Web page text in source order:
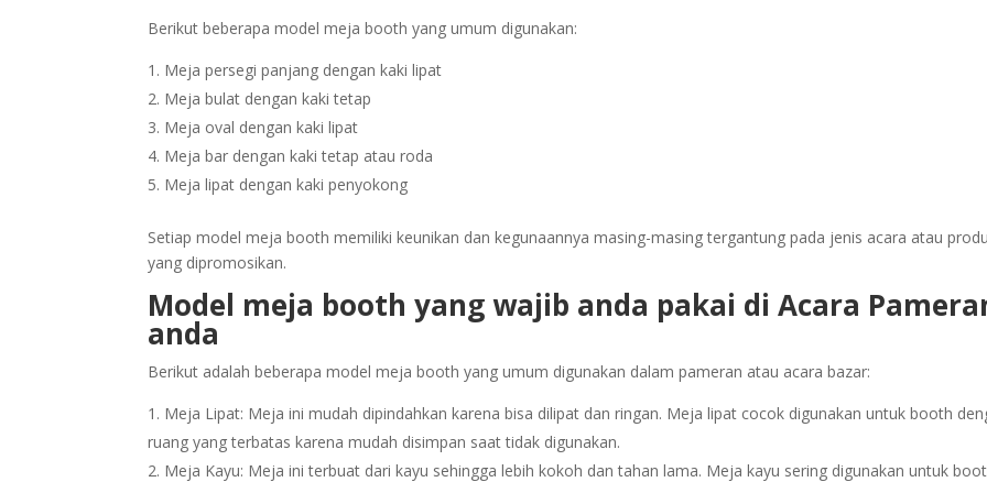
Berikut beberapa model meja booth yang umum digunakan:
Meja persegi panjang dengan kaki lipat
Meja bulat dengan kaki tetap
Meja oval dengan kaki lipat
Meja bar dengan kaki tetap atau roda
Meja lipat dengan kaki penyokong
Setiap model meja booth memiliki keunikan dan kegunaannya masing-masing tergantung pada jenis acara atau
yang dipromosikan.
Model meja booth yang wajib anda pakai di Acara
anda
Berikut adalah beberapa model meja booth yang umum digunakan dalam pameran atau acara bazar:
Meja Lipat: Meja ini mudah dipindahkan karena bisa dilipat dan ringan. Meja lipat cocok digunakan untuk booth
ruang yang terbatas karena mudah disimpan saat tidak digunakan.
Meja Kayu: Meja ini terbuat dari kayu sehingga lebih kokoh dan tahan lama. Meja kayu sering digunakan untuk